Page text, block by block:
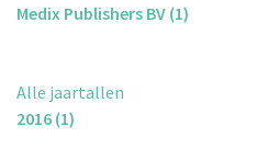
Medix Publishers BV (1)
Alle jaartallen
2016 (1)